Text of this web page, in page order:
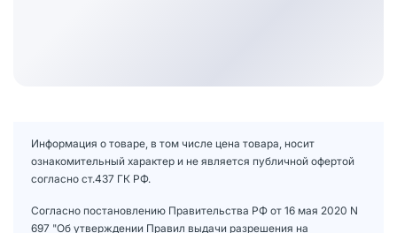
Информация о товаре, в том числе цена товара, носит
ознакомительный характер и не является публичной офертой
согласно ст.437 ГК РФ.
Согласно постановлению Правительства РФ от 16 мая 2020 N
697 "Об утверждении Правил выдачи разрешения на